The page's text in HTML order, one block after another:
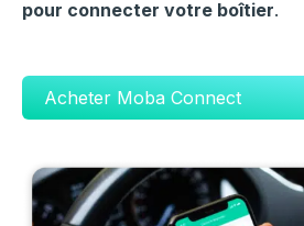
pour connecter votre boîtier.
Acheter Moba Connect